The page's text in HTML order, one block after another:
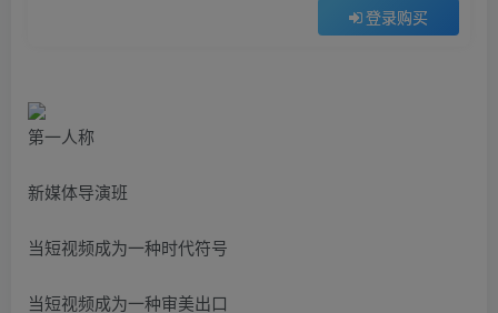
登录购买
第一人称
新媒体导演班
当短视频成为一种时代符号
当短视频成为一种审美出口